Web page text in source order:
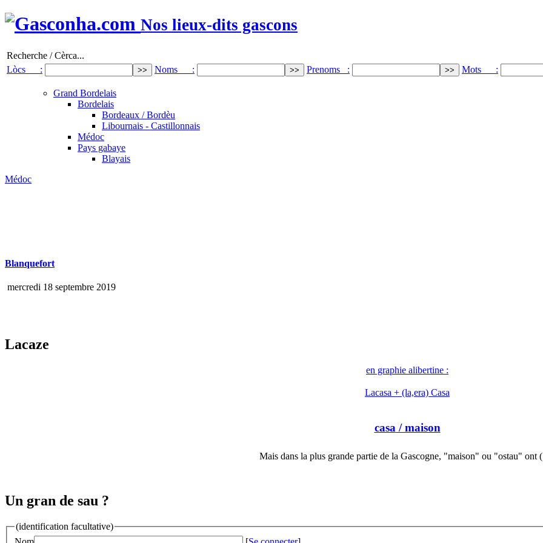
Nos lieux-dits gascons
Recherche / Cèrca...
Lòcs :
Noms : Prenoms : Mots :
Grand Bordelais
Bordelais
Bordeaux / Bordèu
Libournais - Castillonnais
Médoc
Pays gabaye
Blayais
Médoc
Blanquefort
mercredi 18 septembre 2019
Lacaze
en graphie alibertine :
Lacasa + (la,era) Casa
casa / maison
Mais dans la plus grande partie de la Gascogne, "maison" ou "ostau"
Un gran de sau ?
(identification facultative)